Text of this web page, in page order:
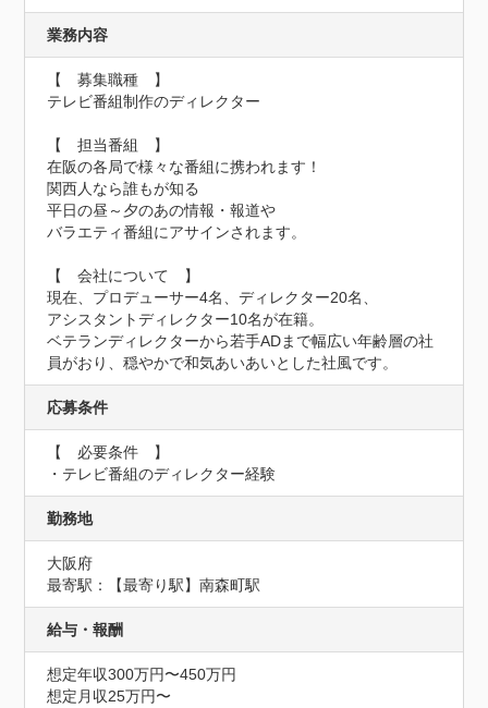
業務内容
【　募集職種　】
テレビ番組制作のディレクター
【　担当番組　】
在阪の各局で様々な番組に携われます！
関西人なら誰もが知る
平日の昼～夕のあの情報・報道や
バラエティ番組にアサインされます。
【　会社について　】
現在、プロデューサー4名、ディレクター20名、
アシスタントディレクター10名が在籍。
ベテランディレクターから若手ADまで幅広い年齢層の社
員がおり、穏やかで和気あいあいとした社風です。
応募条件
【　必要条件　】
・テレビ番組のディレクター経験
勤務地
大阪府
最寄駅：【最寄り駅】南森町駅
給与・報酬
想定年収300万円〜450万円
想定月収25万円〜